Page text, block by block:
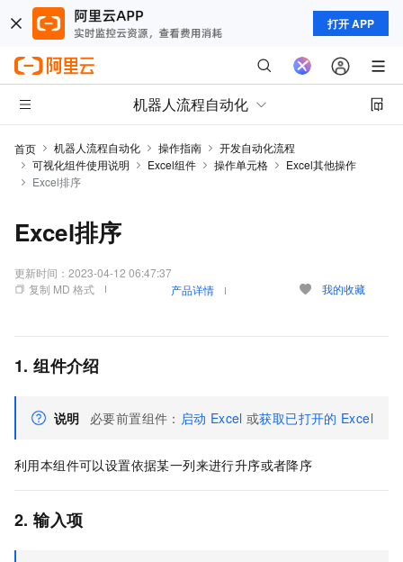
打开 APP
机器人流程自动化
首页 机器人流程自动化 操作指南
开发自动化流程
可视化组件使用说明
Excel组件 操作单元格
Excel其他操作
Excel排序
Excel排序
更新时间： 2023-04-12 06:47:37
复制 MD 格式
产品详情 我的收藏
1. 组件介绍
说明 必要前置组件： 启动 Excel 或获取已打开的 Excel
利用本组件可以设置依据某一列来进行升序或者降序
2. 输入项